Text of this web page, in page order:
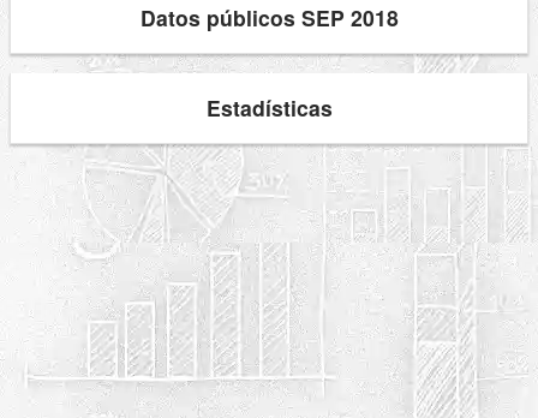
Datos públicos SEP 2018
Estadísticas